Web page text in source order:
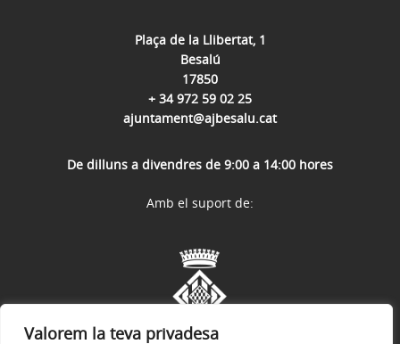
Valorem la teva privadesa
Plaça de la Llibertat, 1
Besalú
17850
+ 34 972 59 02 25
ajuntament@ajbesalu.cat
De dilluns a divendres de 9:00 a 14:00 hores
Amb el suport de: